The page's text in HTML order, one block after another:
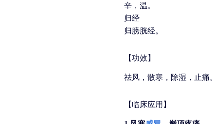
辛，温。
归经
归膀胱经。
【功效】
祛风，散寒，除湿，止痛。
【临床应用】